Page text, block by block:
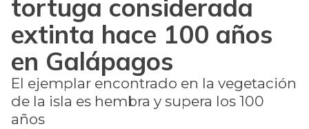
tortuga considerada
extinta hace 100 años
en Galápagos
El ejemplar encontrado en la vegetación
de la isla es hembra y supera los 100
años